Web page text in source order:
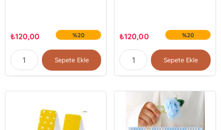
₺120,00 %20
Sepete Ekle
₺120,00 %20
Sepete Ekle